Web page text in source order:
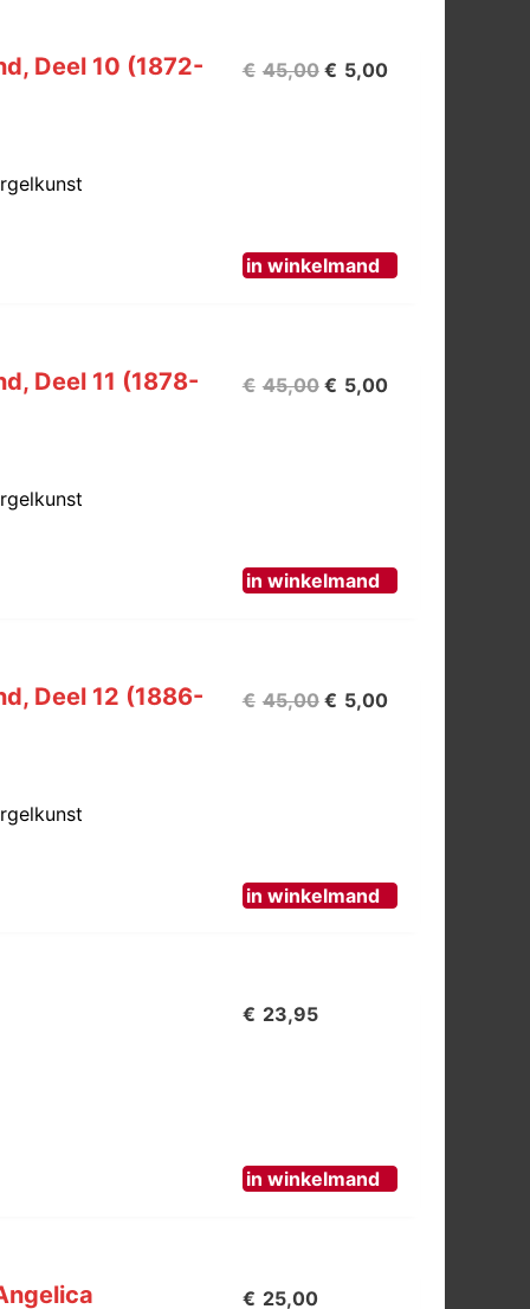
Deel 10 (1872-
€ 45,00 Oorspronkelijke
€ 5,00Huidige
in winkelmand
Deel 11 (1878-
€ 45,00 Oorspronkelijke
€ 5,00Huidige
in winkelmand
Deel 12 (1886-
€ 45,00 Oorspronkelijke
€ 5,00Huidige
in winkelmand
€ 23,95
in winkelmand
€ 25,00